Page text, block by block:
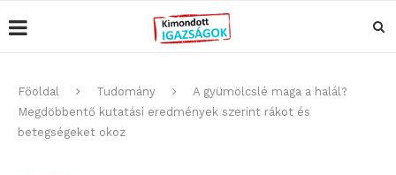
Főoldal Tudomány
A gyümölcslé maga a halál?
Megdöbbentő kutatási eredmények szerint rákot és
betegségeket okoz